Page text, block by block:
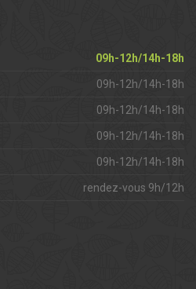
09h-12h/14h-18h
09h-12h/14h-18h
09h-12h/14h-18h
09h-12h/14h-18h
09h-12h/14h-18h
rendez-vous 9h/12h